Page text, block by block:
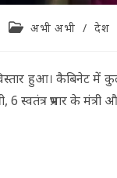
अभी अभी / देश
हुआ। कैबिनेट में
प्रभार के मंत्री